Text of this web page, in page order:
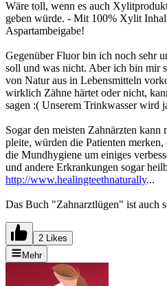
Wäre toll, wenn es auch
geben würde. - Mit 100% Xylit
Aspartambeigabe!
Gegenüber Fluor bin ich noch sehr
soll und was nicht. Aber ich bin mir
von Natur aus in Lebensmitteln
wirklich Zähne härtet oder nicht,
sagen :( Unserem Trinkwasser wird
Sogar den meisten Zahnärzten
pleite, würden die Patienten
die Mundhygiene um einiges
und andere Erkrankungen sogar
http://www.healingteethnaturally...
Das Buch "Zahnarztlügen" ist auch
2 Likes
Mehr